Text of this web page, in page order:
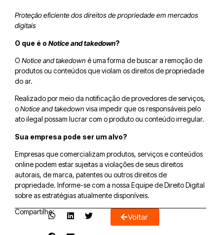
Proteção eficiente dos direitos de propriedade em mercados
digitais
O que é o Notice and takedown?
O Notice and takedown é uma forma de buscar a remoção de
produtos ou conteúdos que violam os direitos de propriedade
do ar.
Realizado por meio da notificação de provedores de serviços,
oNotice and takedown visa impedir que os responsáveis pelo
ato ilegal possam lucrar com o produto ou conteúdo irregular.
Sua empresa pode ser um alvo?
Empresas que comercializam produtos, serviços e conteúdos
online podem estar sujeitas a violações de seus direitos
autorais, de marca, patentes ou outros direitos de
propriedade. Informe-se com a nossa Equipe de Direito Digital
sobre as estratégias atualmente disponíveis.
Compartilhe:
Voltar